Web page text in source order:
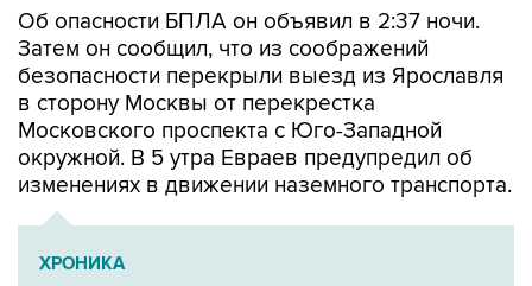
Об опасности БПЛА он объявил в 2:37 ночи.
Затем он сообщил, что из соображений
безопасности перекрыли выезд из Ярославля
в сторону Москвы от перекрестка
Московского проспекта с Юго-Западной
окружной. В 5 утра Евраев предупредил об
изменениях в движении наземного транспорта.
ХРОНИКА